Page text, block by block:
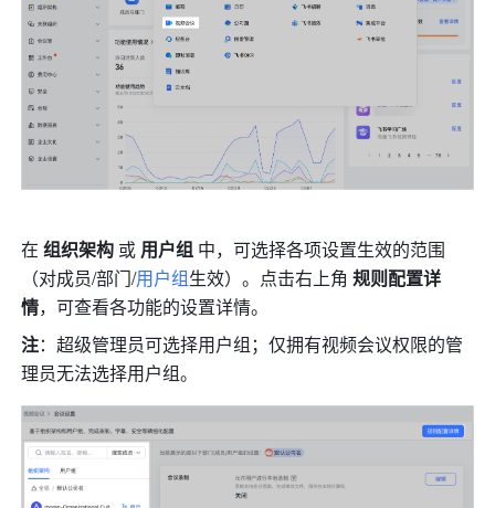
在 组织架构 或 用户组 中，可选择各项设置生效的范围
（对成员/部门/用户组生效）。点击右上角 规则配置详
情，可查看各功能的设置详情。
注：超级管理员可选择用户组；仅拥有视频会议权限的管
理员无法选择用户组。